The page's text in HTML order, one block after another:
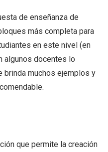
de enseñanza de
más completa para
en este nivel (en
algunos docentes lo
brinda muchos ejemplos y
que permite la creación